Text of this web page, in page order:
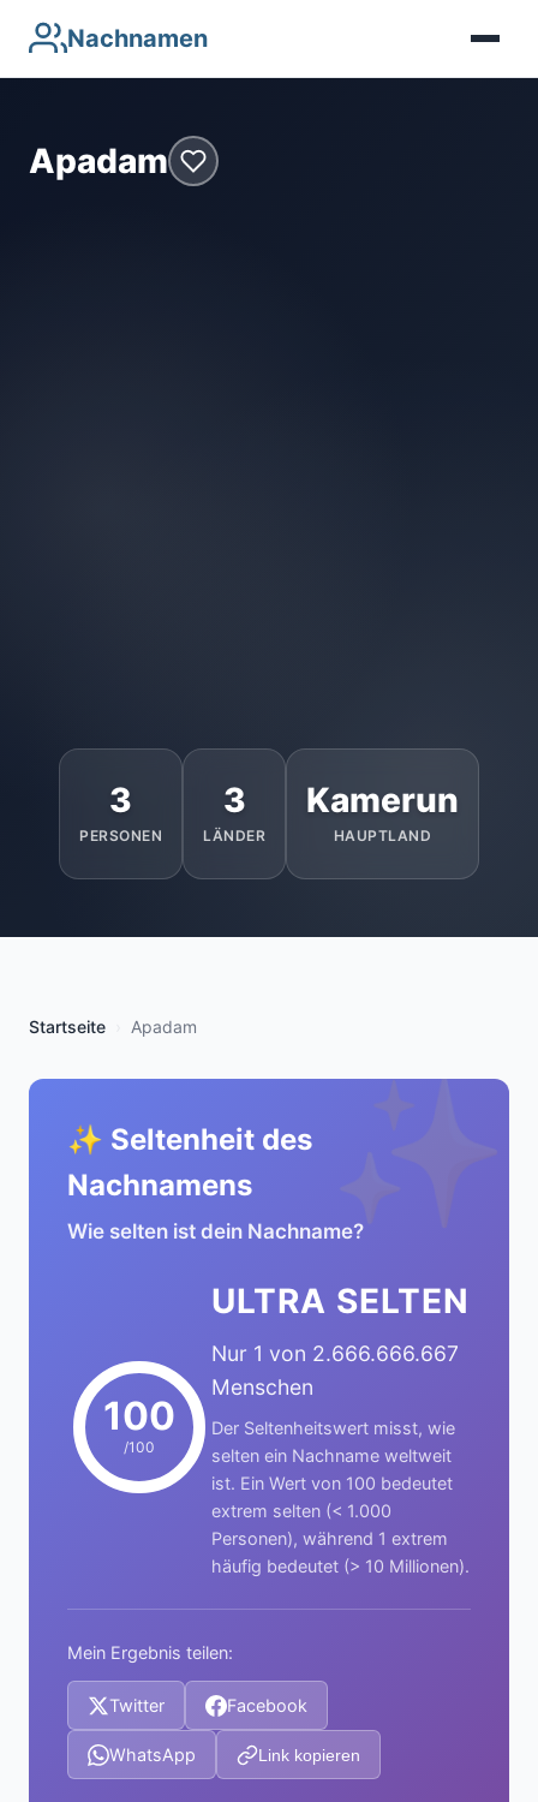
Nachnamen
Apadam
3
PERSONEN
3
LÄNDER
Kamerun
HAUPTLAND
Startseite Apadam
✨
✨ Seltenheit des
Nachnamens
Wie selten ist dein Nachname?
100
/100
ULTRA SELTEN
Nur 1 von 2.666.666.667
Menschen
Der Seltenheitswert misst, wie
selten ein Nachname weltweit
ist. Ein Wert von 100 bedeutet
extrem selten (< 1.000
Personen), während 1 extrem
häufig bedeutet (> 10 Millionen).
Mein Ergebnis teilen:
Twitter Facebook
WhatsApp Link kopieren